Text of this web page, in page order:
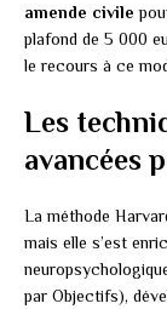
amende civile
plafond de 5 000
le recours à ce
Les
avancées
La méthode
mais elle s’est
par Objectifs),